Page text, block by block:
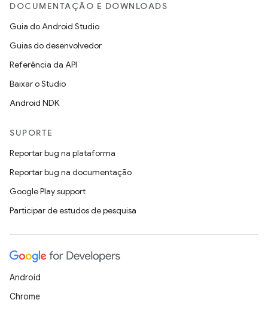
DOCUMENTAÇÃO E DOWNLOADS
Guia do Android Studio
Guias do desenvolvedor
Referência da API
Baixar o Studio
Android NDK
SUPORTE
Reportar bug na plataforma
Reportar bug na documentação
Google Play support
Participar de estudos de pesquisa
Android
Chrome